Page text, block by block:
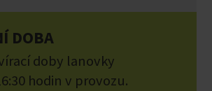
DOBA
doby lanovky
hodin v provozu.